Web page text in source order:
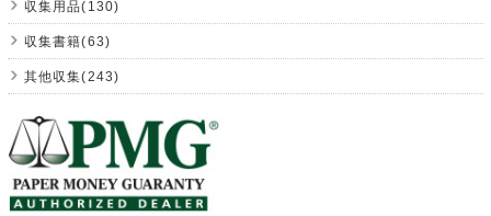
収集用品(130)
収集書籍(63)
其他収集(243)